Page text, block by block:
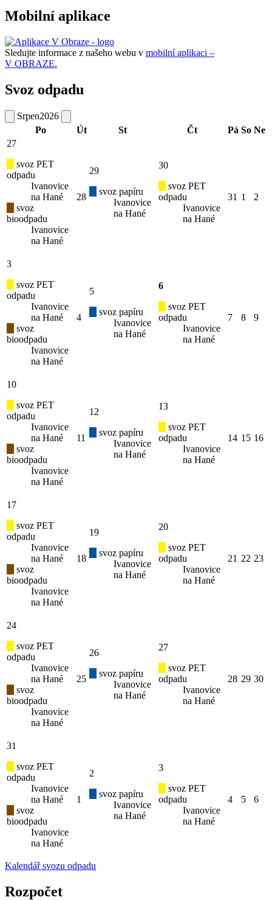
Mobilní aplikace
Sledujte informace z našeho webu v mobilní aplikaci –
V OBRAZE.
Svoz odpadu
Srpen2026
Po
Út St Čt Pá So Ne
27
svoz PET
odpadu
Ivanovice
na Hané
svoz
bioodpadu
Ivanovice
na Hané
28
29
svoz papíru
Ivanovice
na Hané
30
svoz PET
odpadu
Ivanovice
na Hané
31 1 2
3
svoz PET
odpadu
Ivanovice
na Hané
svoz
bioodpadu
Ivanovice
na Hané
4
5
svoz papíru
Ivanovice
na Hané
6
svoz PET
odpadu
Ivanovice
na Hané
7 8 9
10
svoz PET
odpadu
Ivanovice
na Hané
svoz
bioodpadu
Ivanovice
na Hané
11
12
svoz papíru
Ivanovice
na Hané
13
svoz PET
odpadu
Ivanovice
na Hané
14 15 16
17
svoz PET
odpadu
Ivanovice
na Hané
svoz
bioodpadu
Ivanovice
na Hané
18
19
svoz papíru
Ivanovice
na Hané
20
svoz PET
odpadu
Ivanovice
na Hané
21 22 23
24
svoz PET
odpadu
Ivanovice
na Hané
svoz
bioodpadu
Ivanovice
na Hané
25
26
svoz papíru
Ivanovice
na Hané
27
svoz PET
odpadu
Ivanovice
na Hané
28 29 30
31
svoz PET
odpadu
Ivanovice
na Hané
svoz
bioodpadu
Ivanovice
na Hané
1
2
svoz papíru
Ivanovice
na Hané
3
svoz PET
odpadu
Ivanovice
na Hané
4 5 6
Kalendář svozu odpadu
Rozpočet